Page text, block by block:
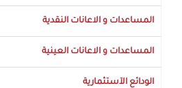
المساعدات و الاعانات النقدية
المساعدات و الاعانات العينية
الودائع الآستثمارية